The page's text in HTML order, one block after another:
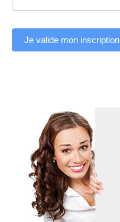
Je valide mon inscription